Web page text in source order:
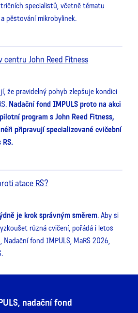
specialistů, včetně tématu
pěstování mikrobylinek.
centru John Reed Fitness
že pravidelný pohyb zlepšuje kondici
Nadační fond IMPULS proto na akci
program s John Reed Fitness,
připravují specializované cvičební
atace RS?
je krok správným směrem. Aby si
různá cvičení, pořádá i letos
Nadační fond IMPULS, MaRS 2026,
nadační fond